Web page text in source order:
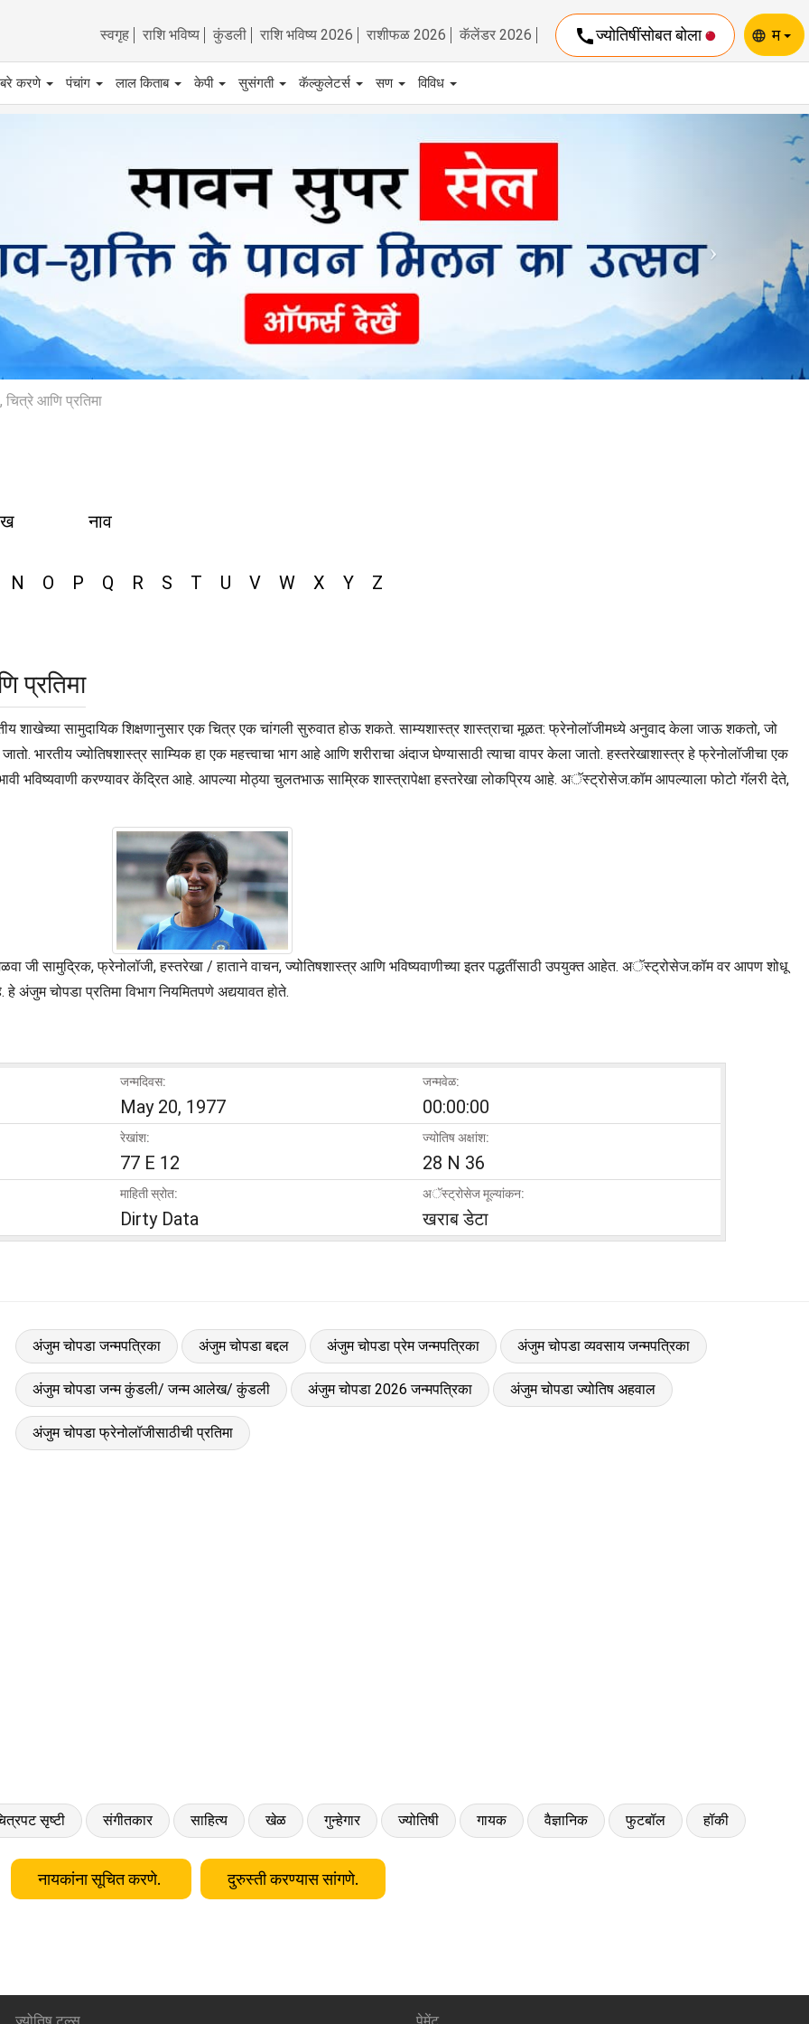
स्वगृह राशि भविष्य कुंडली राशि भविष्य 2026 राशीफळ 2026 कॅलेंडर 2026 callज्योतिषींसोबत बोला language म
बरे करणे पंचांग लाल किताब केपी सुसंगती कॅल्कुलेटर्स सण विविध
चित्रे आणि प्रतिमा
नाव
N O P Q R S T U V W X Y Z
प्रतिमा
शाखेच्या सामुदायिक शिक्षणानुसार एक चित्र एक चांगली सुरुवात होऊ शकते. साम्यशास्त्र शास्त्राचा मूळत: फ्रेनोलॉजीमध्ये अनुवाद केला जाऊ शकतो, जो
भारतीय ज्योतिषशास्त्र साम्यिक हा एक महत्त्वाचा भाग आहे आणि शरीराचा अंदाज घेण्यासाठी त्याचा वापर केला जातो. हस्तरेखाशास्त्र हे फ्रेनोलॉजीचा एक
भविष्यवाणी करण्यावर केंद्रित आहे. आपल्या मोठ्या चुलतभाऊ साम्रिक शास्त्रापेक्षा हस्तरेखा लोकप्रिय आहे. अॅस्ट्रोसेज.कॉम आपल्याला फोटो गॅलरी देते,
जी सामुद्रिक, फ्रेनोलॉजी, हस्तरेखा / हाताने वाचन, ज्योतिषशास्त्र आणि भविष्यवाणीच्या इतर पद्धतींसाठी उपयुक्त आहेत. अॅस्ट्रोसेज.कॉम वर आपण शोधू
चोपडा प्रतिमा विभाग नियमितपणे अद्ययावत होते.
जन्मदिवस:
May 20, 1977
जन्मवेळ:
00:00:00
रेखांश:
77 E 12
ज्योतिष अक्षांश:
28 N 36
माहिती स्रोत:
Dirty Data
अॅस्ट्रोसेज मूल्यांकन:
खराब डेटा
अंजुम चोपडा जन्मपत्रिका अंजुम चोपडा बद्दल अंजुम चोपडा प्रेम जन्मपत्रिका अंजुम चोपडा व्यवसाय जन्मपत्रिका
अंजुम चोपडा जन्म कुंडली/ जन्म आलेख/ कुंडली अंजुम चोपडा 2026 जन्मपत्रिका अंजुम चोपडा ज्योतिष अहवाल
अंजुम चोपडा फ्रेनोलॉजीसाठीची प्रतिमा
सृष्टी संगीतकार साहित्य खेळ गुन्हेगार ज्योतिषी गायक वैज्ञानिक फुटबॉल हॉकी
नायकांना सूचित करणे. दुरुस्ती करण्यास सांगणे.